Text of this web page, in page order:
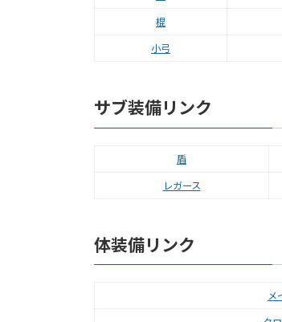
棍
小弓
サブ装備リンク
盾
レガース
体装備リンク
メ